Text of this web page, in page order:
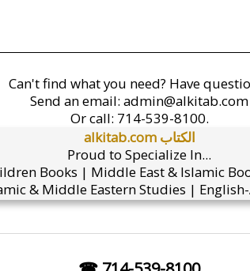
Can't find what you need? Have
Send an email: admin@alkitab.com
Or call: 714-539-8100.
alkitab.com الكتاب
Proud to Specialize In...
Books | Middle East & Islamic
& Middle Eastern Studies |